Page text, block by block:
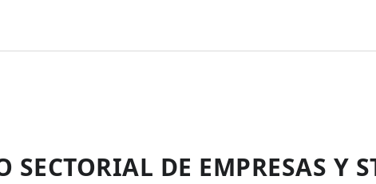
SECTORIAL DE EMPRESAS Y